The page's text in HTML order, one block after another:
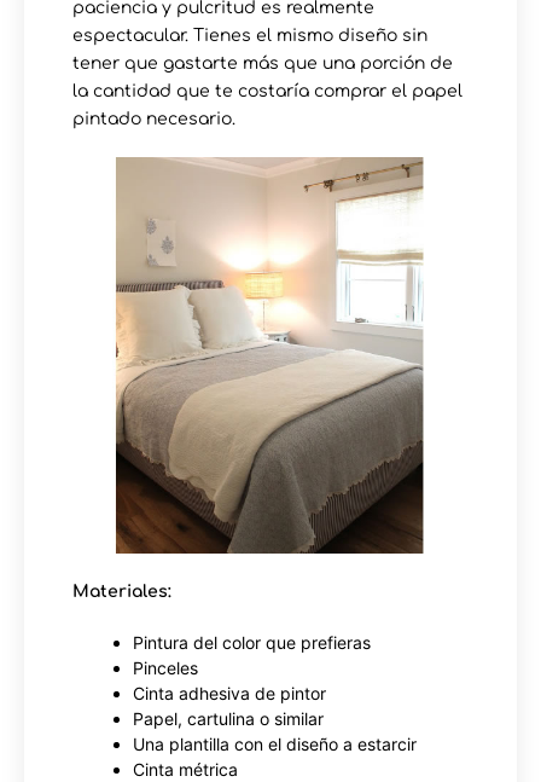
paciencia y pulcritud es realmente
espectacular. Tienes el mismo diseño sin
tener que gastarte más que una porción de
la cantidad que te costaría comprar el papel
pintado necesario.
Materiales:
Pintura del color que prefieras
Pinceles
Cinta adhesiva de pintor
Papel, cartulina o similar
Una plantilla con el diseño a estarcir
Cinta métrica